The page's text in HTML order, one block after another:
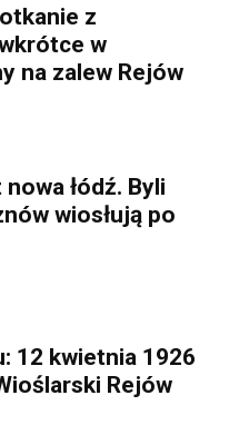
z
w
na zalew Rejów
łódź. Byli
wiosłują po
12 kwietnia 1926
Rejów